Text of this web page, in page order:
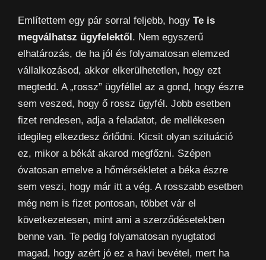
Említettem egy pár sorral feljebb, hogy Te is
megválhatsz ügyfelektől. Nem egyszerű
elhatározás, de ha jól és folyamatosan elemzed
vállalkozásod, akkor elkerülhetetlen, hogy ezt
megtedd. A „rossz” ügyféllel az a gond, hogy észre
sem veszed, hogy ő rossz ügyfél. Jobb esetben
fizet rendesen, adja a feladatot, de mellékesen
idegileg elkezdesz őrlődni. Kicsit olyan szituáció
ez, mikor a békát akarod megfőzni. Szépen
óvatosan emelve a hőmérsékletet a béka észre
sem veszi, hogy már itt a vég. A rosszabb esetben
még nem is fizet pontosan, többet vár el
következetesen, mint ami a szerződésetekben
benne van. Te pedig folyamatosan nyugtatod
magad, hogy azért jó ez a havi bevétel, mert ha